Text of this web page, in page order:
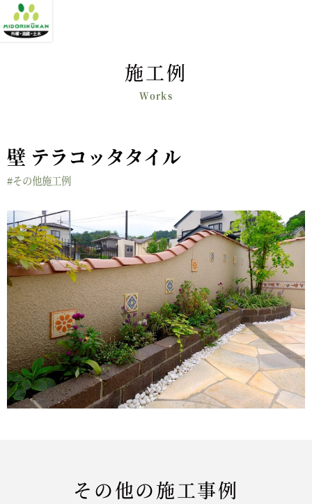
施工例
壁 テラコッタタイル
#その他施工例
その他の施工事例